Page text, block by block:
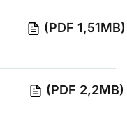
(PDF 1,51MB)
(PDF 2,2MB)